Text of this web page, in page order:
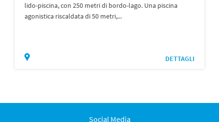
lido-piscina, con 250 metri di bordo-lago. Una piscina
agonistica riscaldata di 50 metri,...
DETTAGLI
Social Media